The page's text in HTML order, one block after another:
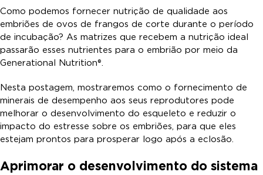
Como podemos fornecer nutrição de qualidade aos
embriões de ovos de frangos de corte durante o período
de incubação? As matrizes que recebem a nutrição ideal
passarão esses nutrientes para o embrião por meio da
Generational Nutrition®.
Nesta postagem, mostraremos como o fornecimento de
minerais de desempenho aos seus reprodutores pode
melhorar o desenvolvimento do esqueleto e reduzir o
impacto do estresse sobre os embriões, para que eles
estejam prontos para prosperar logo após a eclosão.
Aprimorar o desenvolvimento do sistema